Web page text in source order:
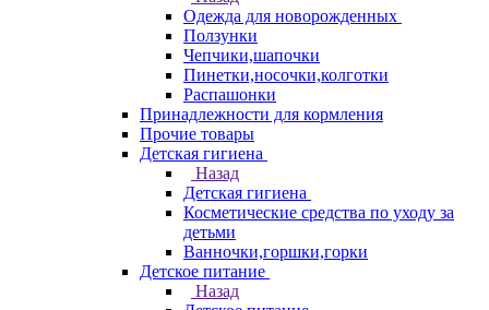
Одежда для новорожденных
Ползунки
Чепчики,шапочки
Пинетки,носочки,колготки
Распашонки
Принадлежности для кормления
Прочие товары
Детская гигиена
Назад
Детская гигиена
Косметические средства по уходу за
детьми
Ванночки,горшки,горки
Детское питание
Назад